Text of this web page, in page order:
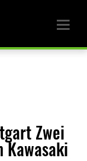
Zwei
Kawasaki